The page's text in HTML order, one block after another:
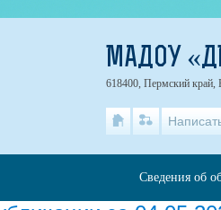
МАДОУ
618400, Пермский край,
Сведения об